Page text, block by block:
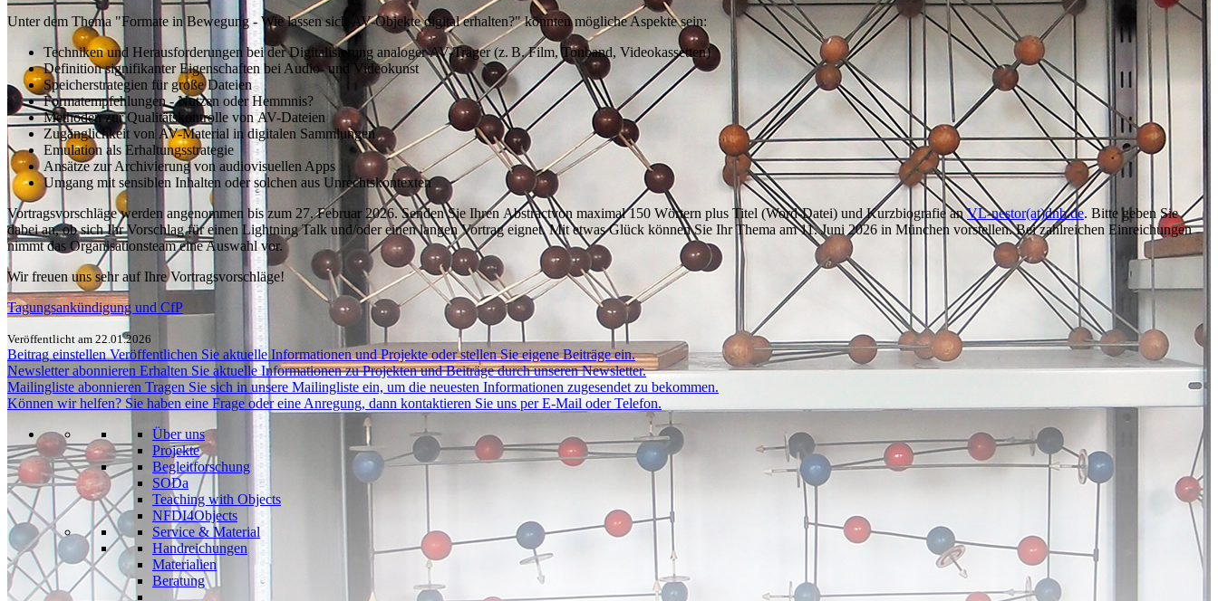
Unter dem Thema "Formate in Bewegung - Wie lassen sich AV-Objekte digital erhalten?" könnten mögliche Aspekte sein:
Techniken und Herausforderungen bei der Digitalisierung analoger AV-Träger (z. B. Film, Tonband, Videokassetten)
Definition signifikanter Eigenschaften bei Audio- und Videokunst
Speicherstrategien für große Dateien
Formatempfehlungen - Nutzen oder Hemmnis?
Methoden zur Qualitätskontrolle von AV-Dateien
Zugänglichkeit von AV-Material in digitalen Sammlungen
Emulation als Erhaltungsstrategie
Ansätze zur Archivierung von audiovisuellen Apps
Umgang mit sensiblen Inhalten oder solchen aus Unrechtskontexten
Vortragsvorschläge werden angenommen bis zum 27. Februar 2026. Senden Sie Ihren Abstractvon maximal 150 Wörtern plus Titel (Word-Datei) und Kurzbiografie anVL-nestor(at)dnb.de. Bitte geben Sie
dabei an, ob sich Ihr Vorschlag für einen Lightning Talk und/oder einen langen Vortrag eignet. Mit etwas Glück können Sie Ihr Thema am 11. Juni 2026 in München vorstellen. Bei zahlreichen Einreichungen
nimmt das Organisationsteam eine Auswahl vor.
Wir freuen uns sehr auf Ihre Vortragsvorschläge!
Tagungsankündigung und CfP
Veröffentlicht am 22.01.2026
Beitrag einstellen Veröffentlichen Sie aktuelle Informationen und Projekte oder stellen Sie eigene Beiträge ein.
Newsletter abonnieren Erhalten Sie aktuelle Informationen zu Projekten und Beiträge durch unseren Newsletter.
Mailingliste abonnieren Tragen Sie sich in unsere Mailingliste ein, um die neuesten Informationen zugesendet zu bekommen.
Können wir helfen? Sie haben eine Frage oder eine Anregung, dann kontaktieren Sie uns per E-Mail oder Telefon.
Über uns
Projekte
Begleitforschung
SODa
Teaching with Objects
NFDI4Objects
Service & Material
Handreichungen
Materialien
Beratung